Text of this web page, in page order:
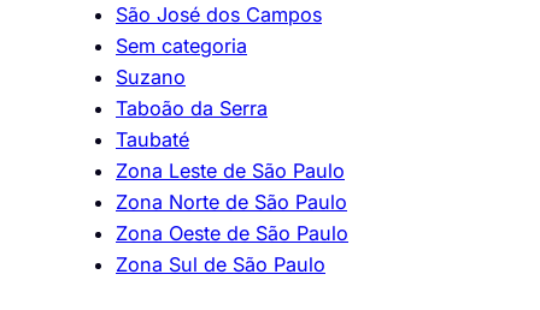
São José dos Campos
Sem categoria
Suzano
Taboão da Serra
Taubaté
Zona Leste de São Paulo
Zona Norte de São Paulo
Zona Oeste de São Paulo
Zona Sul de São Paulo